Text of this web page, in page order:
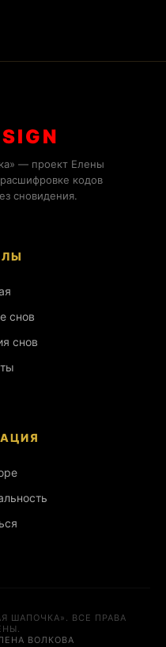
SIGN
— проект Елены
кодов
сновидения.
снов
снов
ШАПОЧКА». ВСЕ ПРАВА
ВОЛКОВА